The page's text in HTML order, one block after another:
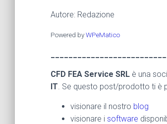
Autore: Redazione
Powered byWPeMatico
CFD FEA Service SRL è una
IT. Se questo post/prodotto ti è
visionare il nostro blog
visionare i software